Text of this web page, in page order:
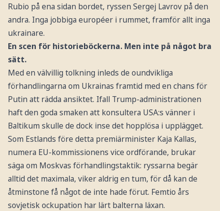
Rubio på ena sidan bordet, ryssen Sergej Lavrov på den
andra. Inga jobbiga européer i rummet, framför allt inga
ukrainare.
En scen för historieböckerna. Men inte på något bra
sätt.
Med en välvillig tolkning inleds de oundvikliga
förhandlingarna om Ukrainas framtid med en chans för
Putin att rädda ansiktet. Ifall Trump-administrationen
haft den goda smaken att konsultera USA:s vänner i
Baltikum skulle de dock inse det hopplösa i upplägget.
Som Estlands före detta premiärminister Kaja Kallas,
numera EU-kommissionens vice ordförande, brukar
säga om Moskvas förhandlingstaktik: ryssarna begär
alltid det maximala, viker aldrig en tum, för då kan de
åtminstone få något de inte hade förut. Femtio års
sovjetisk ockupation har lärt balterna läxan.